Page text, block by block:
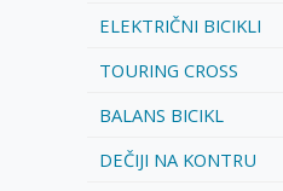
ELEKTRIČNI BICIKLI
TOURING CROSS
BALANS BICIKL
DEČIJI NA KONTRU